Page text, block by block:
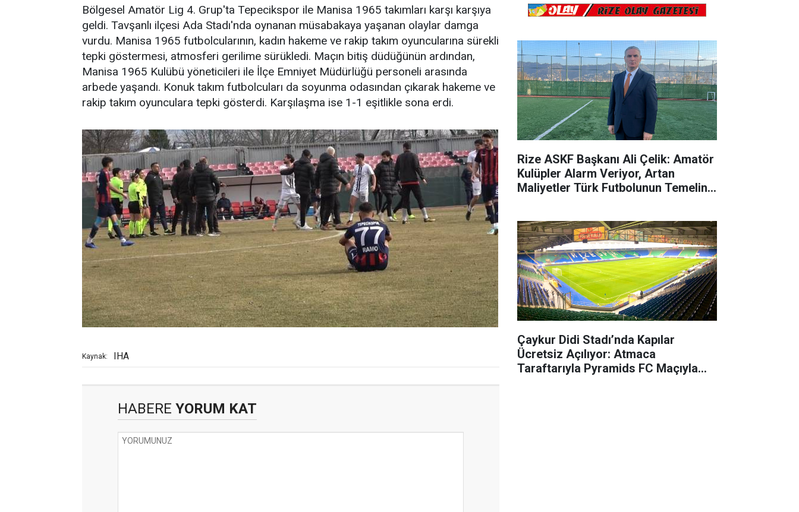
Bölgesel Amatör Lig 4. Grup'ta Tepecikspor ile Manisa 1965 takımları karşı karşıya
geldi. Tavşanlı ilçesi Ada Stadı'nda oynanan müsabakaya yaşanan olaylar damga
vurdu. Manisa 1965 futbolcularının, kadın hakeme ve rakip takım oyuncularına sürekli
tepki göstermesi, atmosferi gerilime sürükledi. Maçın bitiş düdüğünün ardından,
Manisa 1965 Kulübü yöneticileri ile İlçe Emniyet Müdürlüğü personeli arasında
arbede yaşandı. Konuk takım futbolcuları da soyunma odasından çıkarak hakeme ve
rakip takım oyunculara tepki gösterdi. Karşılaşma ise 1-1 eşitlikle sona erdi.
Kaynak: IHA
HABERE YORUM KAT
Rize ASKF Başkanı Ali Çelik: Amatör
Kulüpler Alarm Veriyor, Artan
Maliyetler Türk Futbolunun Temeline
Çaykur Didi Stadı’nda Kapılar
Ücretsiz Açılıyor: Atmaca
Taraftarıyla Pyramids FC Maçıyla